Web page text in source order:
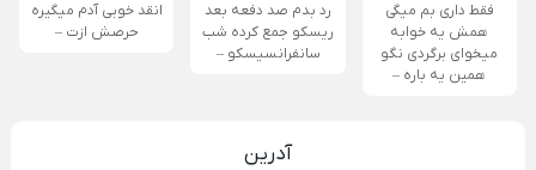
فقط داری بم میگی
همش یه خوابه
میخوای برگردی نگو
همین یه باره –
رد بدم صد دفعه بعد
ریسکو جمع کرده شب
سانفرانسیسکو –
انقد خوبی آدم میگیره
حرصش ازت –
آدرین